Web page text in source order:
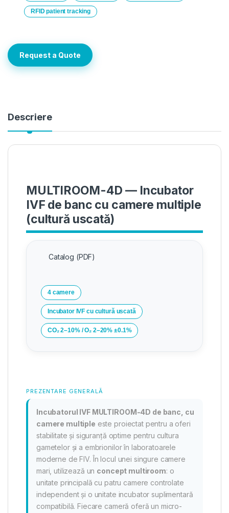
RFID patient tracking
Request a Quote
Descriere
MULTIROOM-4D — Incubator
IVF de banc cu camere multiple
(cultură uscată)
Catalog (PDF)
4 camere
Incubator IVF cu cultură uscată
CO₂ 2–10% / O₂ 2–20% ±0.1%
PREZENTARE GENERALĂ
Incubatorul IVF MULTIROOM-4D de banc, cu
camere multiple este proiectat pentru a oferi
stabilitate și siguranță optime pentru cultura
gametelor și a embrionilor în laboratoarele
moderne de FIV. În locul unei singure camere
mari, utilizează un concept multiroom: o
unitate principală cu patru camere controlate
independent și o unitate incubator suplimentară
compatibilă. Fiecare cameră oferă un micro-